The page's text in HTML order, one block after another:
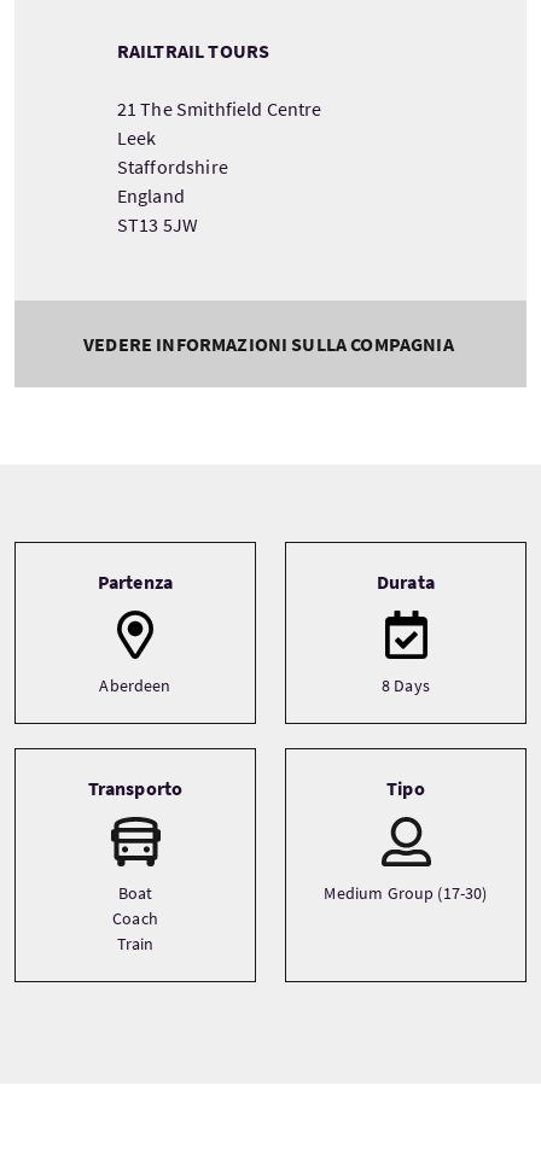
RAILTRAIL TOURS
21 The Smithfield Centre
Leek
Staffordshire
England
ST13 5JW
VEDERE INFORMAZIONI SULLA COMPAGNIA
Partenza
Aberdeen
Durata
8 Days
Transporto
Boat
Coach
Train
Tipo
Medium Group (17-30)